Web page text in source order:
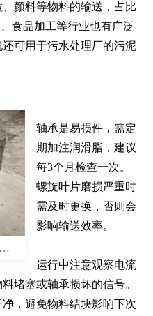
颜料等物料的输送，占比
食品加工等行业也有广泛
还可用于污水处理厂的污泥
山东裕邦机械设备制造有限公司
轴承是易损件，需定
期加注润滑脂，建议
每3个月检查一次。
螺旋叶片磨损严重时
需及时更换，否则会
影响输送效率。
运行中注意观察电流
堵塞或轴承损坏的信号。
，避免物料结块影响下次